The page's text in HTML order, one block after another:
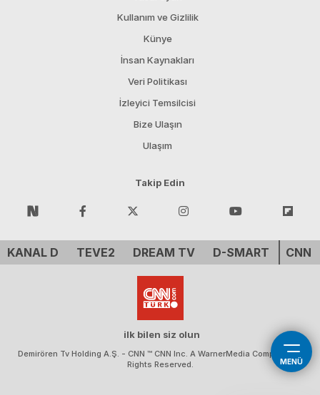
MENÜ
Kullanım ve Gizlilik
Künye
İnsan Kaynakları
Veri Politikası
İzleyici Temsilcisi
Bize Ulaşın
Ulaşım
Takip Edin
KANAL D TEVE2 DREAM TV D-SMART CNN
ilk bilen siz olun
Demirören Tv Holding A.Ş. - CNN ™ CNN Inc. A WarnerMedia Company. All
Rights Reserved.